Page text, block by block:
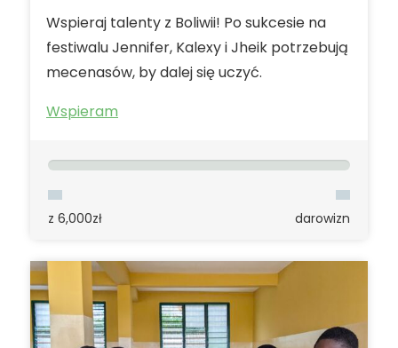
Wspieraj talenty z Boliwii! Po sukcesie na
festiwalu Jennifer, Kalexy i Jheik potrzebują
mecenasów, by dalej się uczyć.
Wspieram
z 6,000zł darowizn